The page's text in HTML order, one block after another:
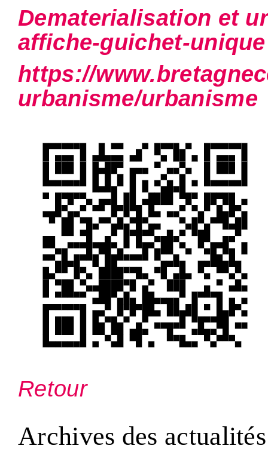
Dematerialisation et
affiche-guichet-unique
https://
urbanisme/urbanisme
Retour
Archives des actualités